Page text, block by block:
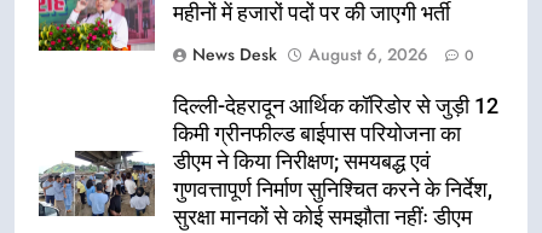
महीनों में हजारों पदों पर की जाएगी भर्ती
News Desk
August 6, 2026 0
दिल्ली-देहरादून आर्थिक कॉरिडोर से जुड़ी 12
किमी ग्रीनफील्ड बाईपास परियोजना का
डीएम ने किया निरीक्षण; समयबद्ध एवं
गुणवत्तापूर्ण निर्माण सुनिश्चित करने के निर्देश,
सुरक्षा मानकों से कोई समझौता नहींः डीएम